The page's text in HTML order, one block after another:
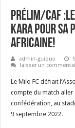
Prélim/CAF
Kara pour sa
Africaine!
admin-guiquo
laisser un
Le Milo FC défiait
compte du match
confédération, au
9 septembre 2022.